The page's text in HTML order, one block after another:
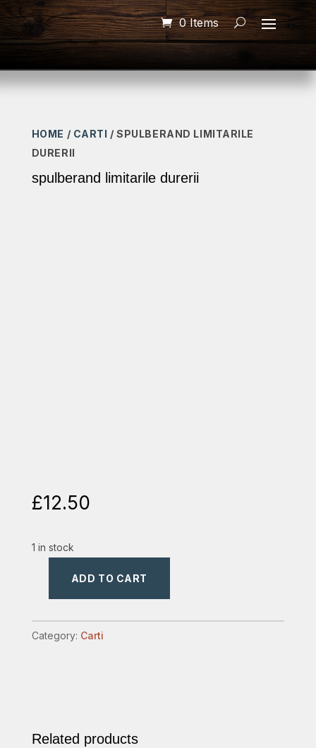
0 Items
HOME / CARTI / SPULBERAND LIMITARILE
DURERII
spulberand limitarile durerii
£12.50
1 in stock
durerii
quantity
ADD TO CART
Category: Carti
Related products